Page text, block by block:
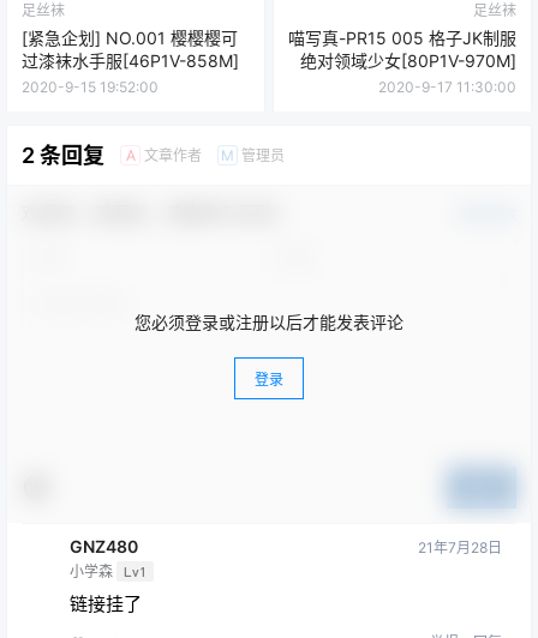
足丝袜
[紧急企划] NO.001 樱樱樱可
过漆袜水手服[46P1V-858M]
2020-9-15 19:52:00
足丝袜
喵写真-PR15 005 格子JK制服
绝对领域少女[80P1V-970M]
2020-9-17 11:30:00
2 条回复 A 文章作者 M 管理员
您必须登录或注册以后才能发表评论
登录
GNZ480
小学森 Lv1
21年7月28日
链接挂了